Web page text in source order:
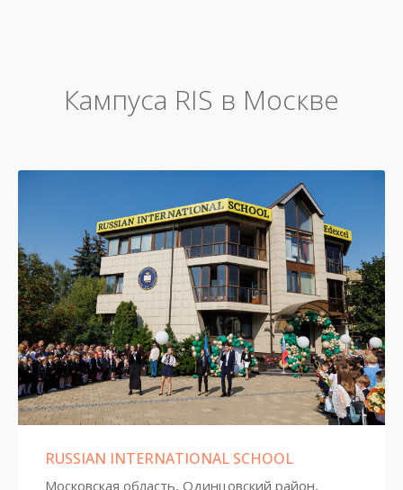
Кампуса RIS в Москве
RUSSIAN INTERNATIONAL SCHOOL
Московская область, Одинцовский район,